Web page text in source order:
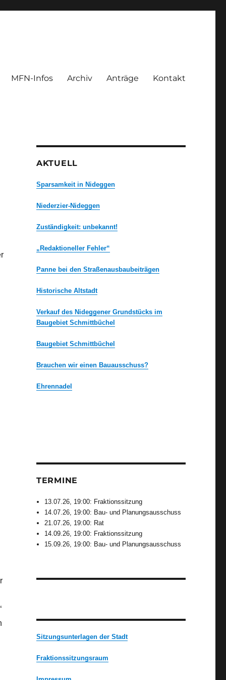
MFN-Infos Archiv Anträge Kontakt
AKTUELL
Sparsamkeit in Nideggen
Niederzier-Nideggen
Zuständigkeit: unbekannt!
„Redaktioneller Fehler“
Panne bei den Straßenausbaubeiträgen
Historische Altstadt
Verkauf des Nideggener Grundstücks im
Baugebiet Schmittbüchel
Baugebiet Schmittbüchel
Brauchen wir einen Bauausschuss?
Ehrennadel
TERMINE
13.07.26, 19:00: Fraktionssitzung
14.07.26, 19:00: Bau- und Planungsausschuss
21.07.26, 19:00: Rat
14.09.26, 19:00: Fraktionssitzung
15.09.26, 19:00: Bau- und Planungsausschuss
Sitzungsunterlagen der Stadt
Fraktionssitzungsraum